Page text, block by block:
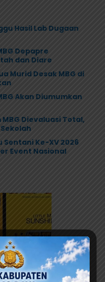
Hasil Lab Dugaan
Depapre
dan Diare
Murid Desak MBG di
Akan Diumumkan
Dievaluasi Total,
Sentani Ke-XV 2026
Event Nasional